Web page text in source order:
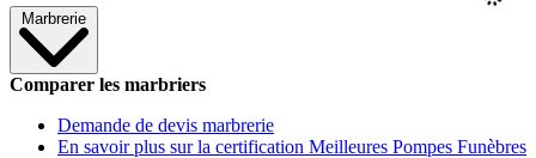
Marbrerie
Comparer les marbriers
Demande de devis marbrerie
En savoir plus sur la certification Meilleures Pompes Funèbres